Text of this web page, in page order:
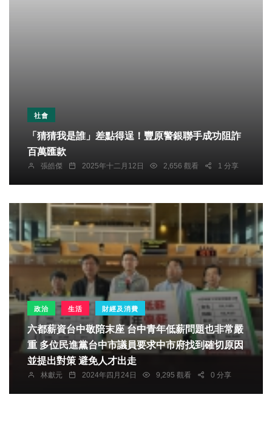
社會
「猜猜我是誰」差點得逞！豐原警銀聯手成功阻詐
百萬匯款
張皓傑 2025年十二月12日 2,656 觀看 1 分享
政治 生活 財經及消費
六都薪資台中敬陪末座 台中青年低薪問題也非常嚴
重 多位民進黨台中市議員要求中市府找到確切原因
並提出對策 避免人才出走
林獻元 2024年四月24日 9,295 觀看 0 分享